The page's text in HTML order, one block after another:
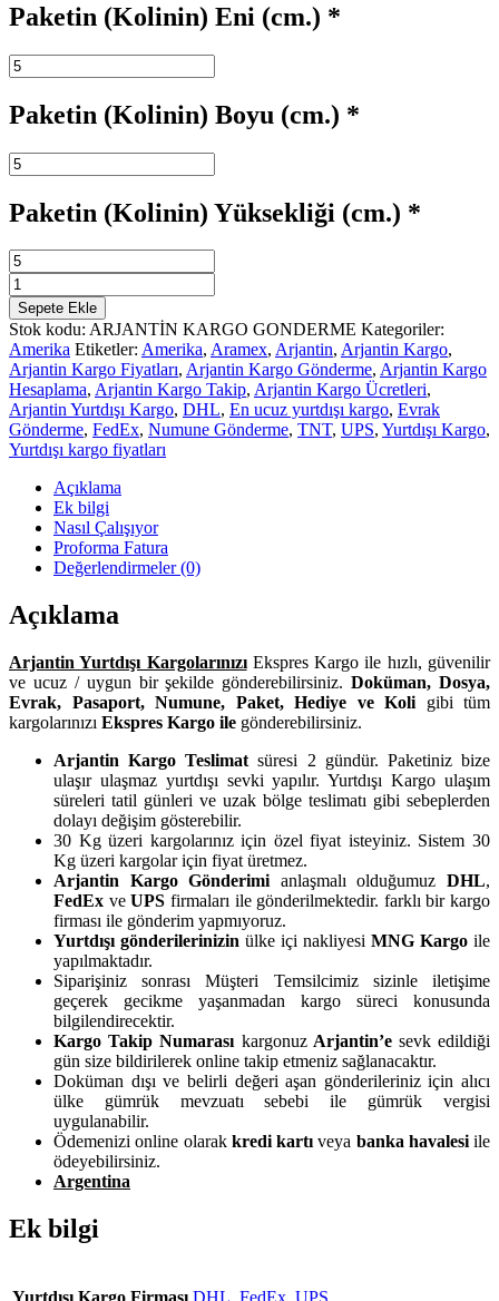
Paketin (Kolinin) Eni (cm.) *
Paketin (Kolinin) Boyu (cm.) *
Paketin (Kolinin) Yüksekliği (cm.) *
Arjantin
Kargo
adet
Sepete Ekle
Stok kodu: ARJANTİN KARGO GONDERME Kategoriler:
Amerika Etiketler: Amerika, Aramex, Arjantin, Arjantin Kargo,
Arjantin Kargo Fiyatları, Arjantin Kargo Gönderme, Arjantin Kargo
Hesaplama, Arjantin Kargo Takip, Arjantin Kargo Ücretleri,
Arjantin Yurtdışı Kargo, DHL, En ucuz yurtdışı kargo, Evrak
Gönderme, FedEx, Numune Gönderme, TNT, UPS, Yurtdışı Kargo,
Yurtdışı kargo fiyatları
Açıklama
Ek bilgi
Nasıl Çalışıyor
Proforma Fatura
Değerlendirmeler (0)
Açıklama
Arjantin Yurtdışı KargolarınızıEkspres Kargo ile hızlı, güvenilir
ve ucuz / uygun bir şekilde gönderebilirsiniz.Doküman, Dosya,
Evrak, Pasaport, Numune, Paket, Hediye ve Koli gibi tüm
kargolarınızı Ekspres Kargo ile gönderebilirsiniz.
Arjantin Kargo Teslimat süresi 2 gündür. Paketiniz bize
ulaşır ulaşmaz yurtdışı sevki yapılır. Yurtdışı Kargo ulaşım
süreleri tatil günleri ve uzak bölge teslimatı gibi sebeplerden
dolayı değişim gösterebilir.
30 Kg üzeri kargolarınız için özel fiyat isteyiniz. Sistem 30
Kg üzeri kargolar için fiyat üretmez.
Arjantin Kargo Gönderimi anlaşmalı olduğumuzDHL,
FedEx veUPS firmaları ile gönderilmektedir. farklı bir kargo
firması ile gönderim yapmıyoruz.
Yurtdışı gönderilerinizin ülke içi nakliyesi MNG Kargo ile
yapılmaktadır.
Siparişiniz sonrası Müşteri Temsilcimiz sizinle iletişime
geçerek gecikme yaşanmadan kargo süreci konusunda
bilgilendirecektir.
Kargo Takip Numarası kargonuzArjantin’esevk edildiği
gün size bildirilerek online takip etmeniz sağlanacaktır.
Doküman dışı ve belirli değeri aşan gönderileriniz için alıcı
ülke gümrük mevzuatı sebebi ile gümrük vergisi
uygulanabilir.
Ödemenizi online olarak kredi kartı veya banka havalesiile
ödeyebilirsiniz.
Argentina
Ek bilgi
Yurtdışı Kargo Firması DHL FedEx UPS